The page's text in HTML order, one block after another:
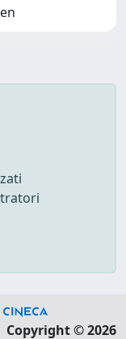
Copyright © 2026